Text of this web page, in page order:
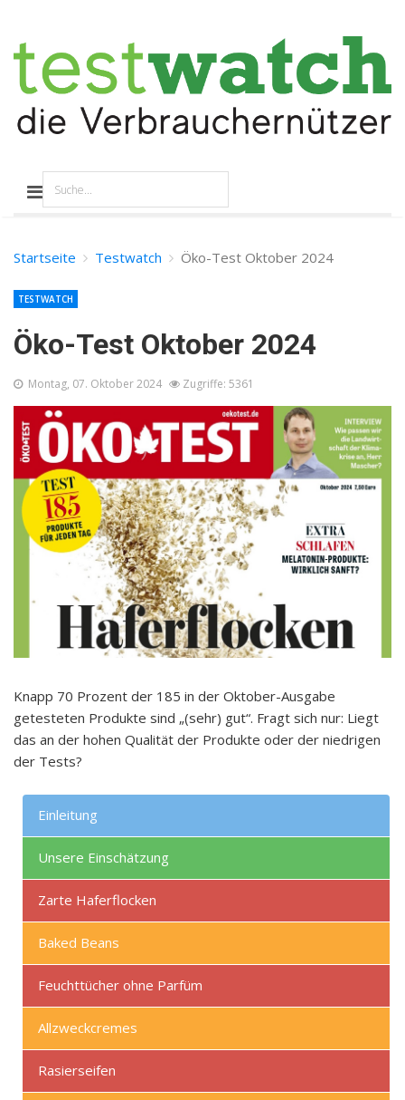
Startseite Testwatch Öko-Test Oktober 2024
Öko-Test Oktober 2024
TESTWATCH
Montag, 07. Oktober 2024 Zugriffe: 5361
Knapp 70 Prozent der 185 in der Oktober-Ausgabe
getesteten Produkte sind „(sehr) gut“. Fragt sich nur: Liegt
das an der hohen Qualität der Produkte oder der niedrigen
der Tests?
Einleitung
Unsere Einschätzung
Zarte Haferflocken
Baked Beans
Feuchttücher ohne Parfüm
Allzweckcremes
Rasierseifen